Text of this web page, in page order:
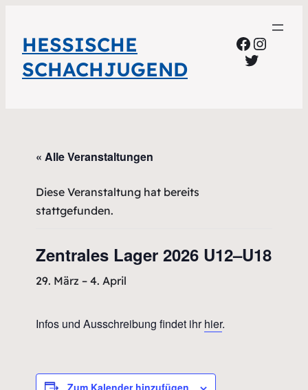
HESSISCHE
SCHACHJUGEND
Twitter
« Alle Veranstaltungen
Diese Veranstaltung hat bereits
stattgefunden.
Zentrales Lager 2026 U12–U18
29. März – 4. April
Infos und Ausschreibung findet ihrhier.
Zum Kalender hinzufügen